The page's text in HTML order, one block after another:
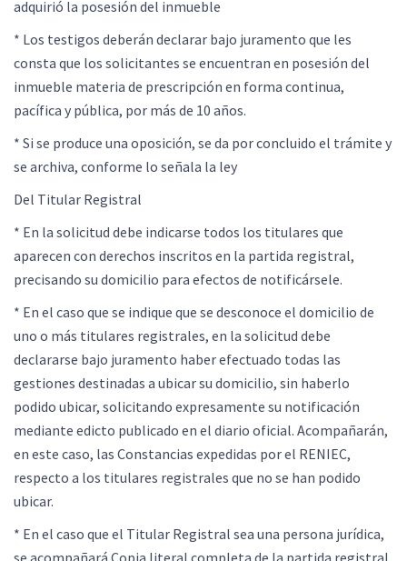
adquirió la posesión del inmueble
* Los testigos deberán declarar bajo juramento que les
consta que los solicitantes se encuentran en posesión del
inmueble materia de prescripción en forma continua,
pacífica y pública, por más de 10 años.
* Si se produce una oposición, se da por concluido el trámite y
se archiva, conforme lo señala la ley
Del Titular Registral
* En la solicitud debe indicarse todos los titulares que
aparecen con derechos inscritos en la partida registral,
precisando su domicilio para efectos de notificársele.
* En el caso que se indique que se desconoce el domicilio de
uno o más titulares registrales, en la solicitud debe
declararse bajo juramento haber efectuado todas las
gestiones destinadas a ubicar su domicilio, sin haberlo
podido ubicar, solicitando expresamente su notificación
mediante edicto publicado en el diario oficial. Acompañarán,
en este caso, las Constancias expedidas por el RENIEC,
respecto a los titulares registrales que no se han podido
ubicar.
* En el caso que el Titular Registral sea una persona jurídica,
se acompañará Copia literal completa de la partida registral